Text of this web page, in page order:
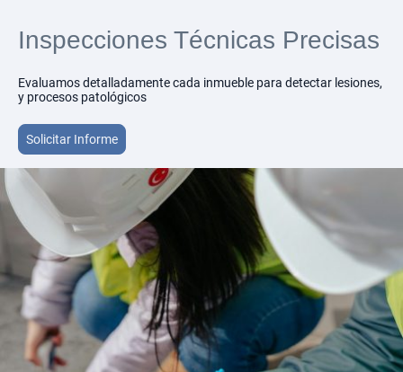
Inspecciones Técnicas Precisas
Evaluamos detalladamente cada inmueble para detectar lesiones,
y procesos patológicos
Solicitar Informe